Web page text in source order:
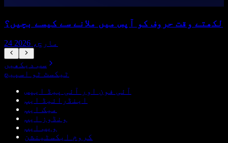
لکھتے وقت حروف کو آپس میں ملانے سے کیسے بچیں؟
24 مارچ، 2026
سب دیکھیں
ٹیکسٹ ٹو اسپیچ
آئی فون اور آئی پیڈ ایپس
اینڈرائیڈ ایپ
میک ایپ
ونڈوز ایپ
ویب ایپ
کروم ایکسٹینشن